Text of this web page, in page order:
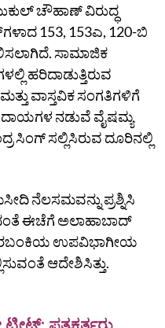
ಚೌಹಾಣ್‌ ವಿರುದ್ಧ
153, 153ಎ, 120-ಬಿ
ಸಾಮಾಜಿಕ
ಹರಿದಾಡುತ್ತಿರುವ
ವಾಸ್ತವಿಕ ಸಂಗತಿಗಳಿಗೆ
ನಡುವೆ ವೈಷಮ್ಯ
ಸಿಂಗ್‌ ಸಲ್ಲಿಸಿರುವ ದೂರಿನಲ್ಲಿ
ನೆಲಸಮವನ್ನು ಪ್ರಶ್ನಿಸಿ
ಈಚೆಗೆ ಅಲಾಹಾಬಾದ್‌
ಉಪವಿಭಾಗೀಯ
ಆದೇಶಿಸಿತ್ತು.
ಪತ್ರಕರ್ತರು,